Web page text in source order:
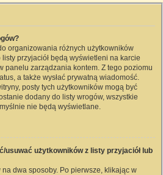
organizowania różnych użytkowników
przyjaciół będą wyświetleni na karcie
panelu zarządzania kontem. Z tego poziomu
a także wysłać prywatną wiadomość.
posty tych użytkowników mogą być
dodany do listy wrogów, wszystkie
nie będą wyświetlane.
usuwać użytkowników z listy przyjaciół lub
dwa sposoby. Po pierwsze, klikając w